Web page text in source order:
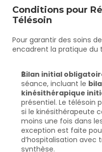
Conditions pour
Télésoin
Pour garantir des soins
encadrent la pratique du
Bilan initial
séance, incluant le
kinésithérapique
présentiel. Le télésoin
si le kinésithérapeute
moins une fois dans
exception est faite
d’hospitalisation avec
synthèse.